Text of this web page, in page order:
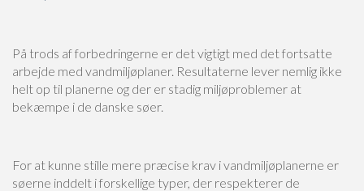
På trods af forbedringerne er det vigtigt med det fortsatte
arbejde med vandmiljøplaner. Resultaterne lever nemlig ikke
helt op til planerne og der er stadig miljøproblemer at
bekæmpe i de danske søer.
For at kunne stille mere præcise krav i vandmiljøplanerne er
søerne inddelt i forskellige typer, der respekterer de